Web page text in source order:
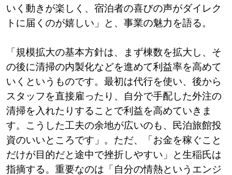
いく動きが楽しく、宿泊者の喜びの声がダイレク
トに届くのが嬉しい」と、事業の魅力を語る。
「規模拡大の基本方針は、まず棟数を拡大し、そ
の後に清掃の内製化などを進めて利益率を高めて
いくというものです。最初は代行を使い、後から
スタッフを直接雇ったり、自分で手配した外注の
清掃を入れたりすることで利益を高めていきま
す。こうした工夫の余地が広いのも、民泊旅館投
資のいいところです」。ただ、「お金を稼ぐこと
だけが目的だと途中で挫折しやすい」と生稲氏は
指摘する。重要なのは「自分の情熱というエンジ